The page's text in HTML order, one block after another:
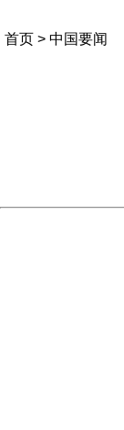
首页 > 中国要闻